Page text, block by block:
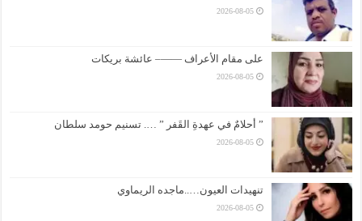
2026-08-05
على مقام الأعراف ——– عائشة بريكات
2026-08-05
” أحلامٌ في عهدةِ القَفر ” …. تسنيم حومد سلطان
2026-08-05
تنهيدات العيون…..ماجده الريماوي
2026-08-05